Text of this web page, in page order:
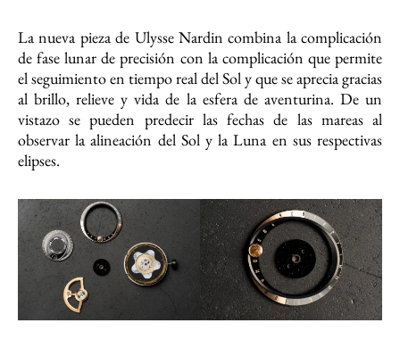
La nueva pieza de Ulysse Nardin combina la complicación
de fase lunar de precisión con la complicación que permite
el seguimiento en tiempo real del Sol y que se aprecia gracias
al brillo, relieve y vida de la esfera de aventurina. De un
vistazo se pueden predecir las fechas de las mareas al
observar la alineación del Sol y la Luna en sus respectivas
elipses.